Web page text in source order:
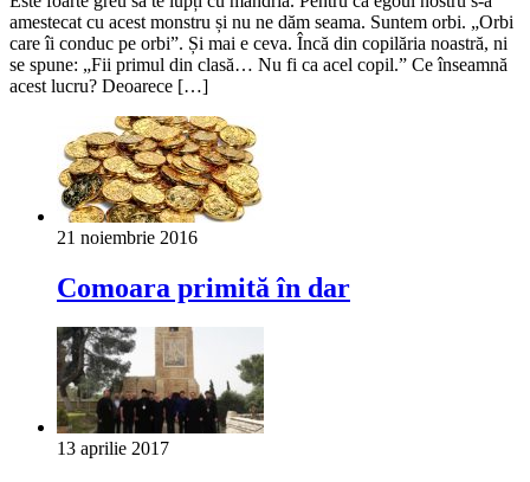
amestecat cu acest monstru și nu ne dăm seama. Suntem orbi. „Orbi
care îi conduc pe orbi”. Și mai e ceva. Încă din copilăria noastră, ni
se spune: „Fii primul din clasă… Nu fi ca acel copil.” Ce înseamnă
acest lucru? Deoarece […]
21 noiembrie 2016
Comoara primită în dar
13 aprilie 2017